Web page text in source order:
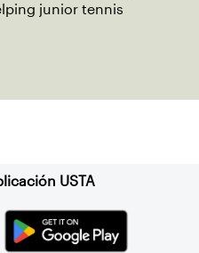
junior tennis
USTA